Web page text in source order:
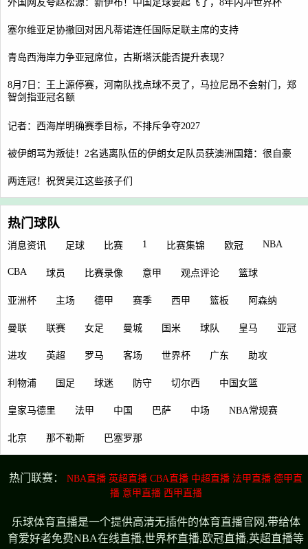
外国网友夸赵松源：新伊布！中国足球要起飞了，8年内冲世界杯
塞尔维亚足协撤回对因凡蒂诺连任国际足联主席的支持
青岛西海岸力争亚冠席位，古斯塔沃能否提升表现？
8月7日：王上源停赛，河南队找点球不灵了，马拉尼昂不会射门，郑
智剑指亚冠名额
记者：西海岸明确赛季目标，不排斥争夺2027
被伊朗骂为叛徒！2名逃离队伍的伊朗女足队员获澳洲国籍：很自豪
两连冠！祝贺吴江这些孩子们
热门球队
消息资讯 足球 比赛 1 比赛集锦 欧冠 NBA
CBA 球员 比赛录像 意甲 观点评论 篮球
亚洲杯 主场 德甲 赛季 西甲 篮板 阿森纳
曼联 联赛 女足 曼城 国米 球队 皇马 亚冠
进攻 英超 罗马 客场 世界杯 广东 助攻
利物浦 国足 球迷 防守 切尔西 中国女篮
皇家马德里 法甲 中国 巴萨 中场 NBA常规赛
北京 那不勒斯 巴塞罗那
热门联赛： NBA直播 英超直播 CBA直播 中超直播 法甲直播 德甲直
播 意甲直播 西甲直播
乐球体育直播是一个提供高清无插件的体育直播官网,带给体
育爱好者免费NBA在线直播,世界杯直播,欧冠直播,英超直播等